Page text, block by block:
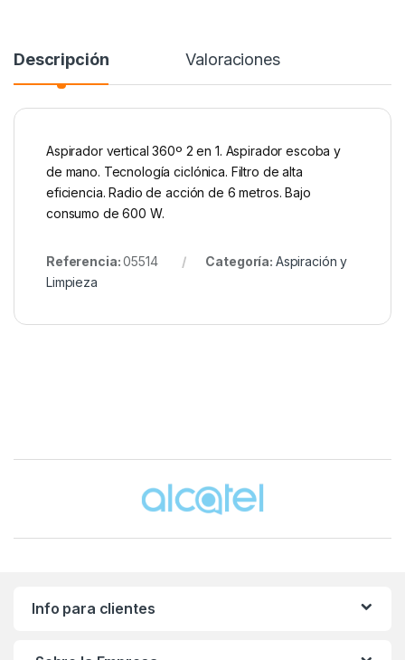
Descripción Valoraciones
Aspirador vertical 360º 2 en 1. Aspirador escoba y
de mano. Tecnología ciclónica. Filtro de alta
eficiencia. Radio de acción de 6 metros. Bajo
consumo de 600 W.
Referencia:05514 Categoría: Aspiración y
Limpieza
Info para clientes